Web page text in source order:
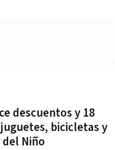
descuentos y 18
bicicletas y
Niño